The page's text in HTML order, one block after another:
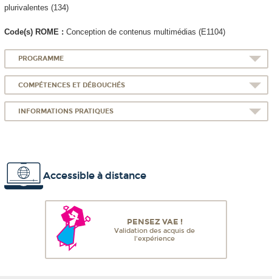
plurivalentes (134)
Code(s) ROME : Conception de contenus multimédias (E1104)
PROGRAMME
COMPÉTENCES ET DÉBOUCHÉS
INFORMATIONS PRATIQUES
Accessible à distance
PENSEZ VAE !
Validation des acquis de
l'expérience